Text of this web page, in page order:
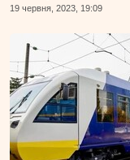
19 червня, 2023, 19:09